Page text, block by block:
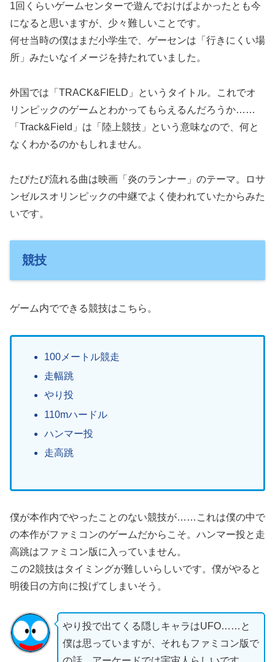
1回くらいゲームセンターで遊んでおけばよかったとも今
になると思いますが、少々難しいことです。
何せ当時の僕はまだ小学生で、ゲーセンは「行きにくい場
所」みたいなイメージを持たれていました。
外国では「TRACK&FIELD」というタイトル。これでオ
リンピックのゲームとわかってもらえるんだろうか……
「Track&Field」は「陸上競技」という意味なので、何と
なくわかるのかもしれません。
たびたび流れる曲は映画「炎のランナー」のテーマ。ロサ
ンゼルスオリンピックの中継でよく使われていたからみた
いです。
競技
ゲーム内でできる競技はこちら。
100メートル競走
走幅跳
やり投
110mハードル
ハンマー投
走高跳
僕が本作内でやったことのない競技が……これは僕の中で
の本作がファミコンのゲームだからこそ。ハンマー投と走
高跳はファミコン版に入っていません。
この2競技はタイミングが難しいらしいです。僕がやると
明後日の方向に投げてしまいそう。
やり投で出てくる隠しキャラはUFO……と
僕は思っていますが、それもファミコン版で